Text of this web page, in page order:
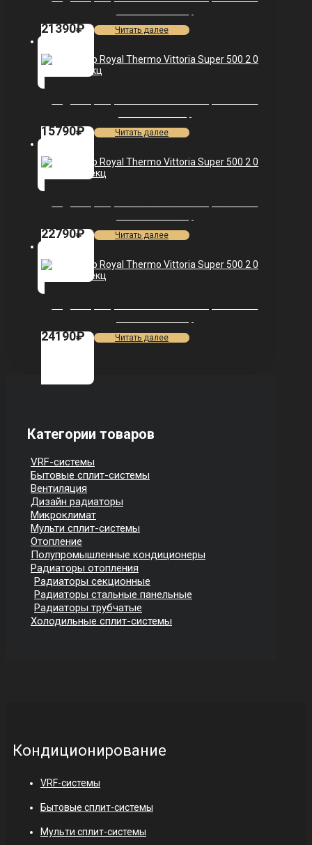
21390₽ Читать далее
15790₽ Читать далее
22790₽ Читать далее
24190₽ Читать далее
Категории товаров
VRF-системы
Бытовые сплит-системы
Вентиляция
Дизайн радиаторы
Микроклимат
Мульти сплит-системы
Отопление
Полупромышленные кондиционеры
Радиаторы отопления
Радиаторы секционные
Радиаторы стальные панельные
Радиаторы трубчатые
Холодильные сплит-системы
Кондиционирование
VRF-системы
Бытовые сплит-системы
Мульти сплит-системы